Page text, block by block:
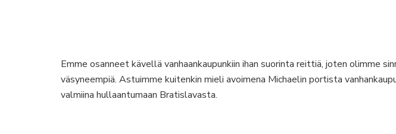
Emme osanneet kävellä vanhaankaupunkiin ihan suorinta reittiä, joten olimme
väsyneempiä. Astuimme kuitenkin mieli avoimena Michaelin portista
valmiina hullaantumaan Bratislavasta.